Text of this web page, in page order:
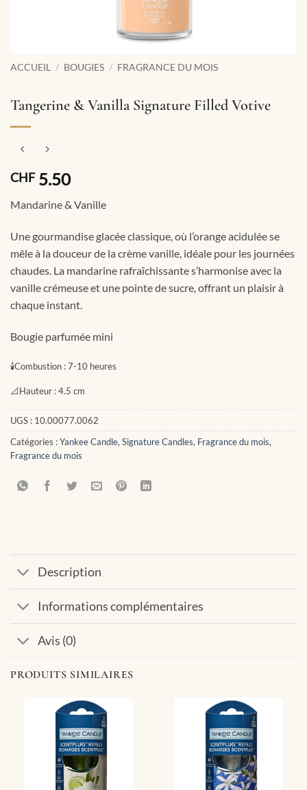
ACCUEIL / BOUGIES / FRAGRANCE DU MOIS
Tangerine & Vanilla Signature Filled Votive
CHF5.50
Mandarine & Vanille
Une gourmandise glacée classique, où l’orange acidulée se
mêle à la douceur de la crème vanille, idéale pour les journées
chaudes. La mandarine rafraîchissante s’harmonise avec la
vanille crémeuse et une pointe de sucre, offrant un plaisir à
chaque instant.
Bougie parfumée mini
🕯Combustion :7-10 heures
📐Hauteur :4.5 cm
UGS : 10.00077.0062
Catégories :Yankee Candle, Signature Candles, Fragrance du mois,
Fragrance du mois
Description
Informations complémentaires
Avis (0)
PRODUITS SIMILAIRES